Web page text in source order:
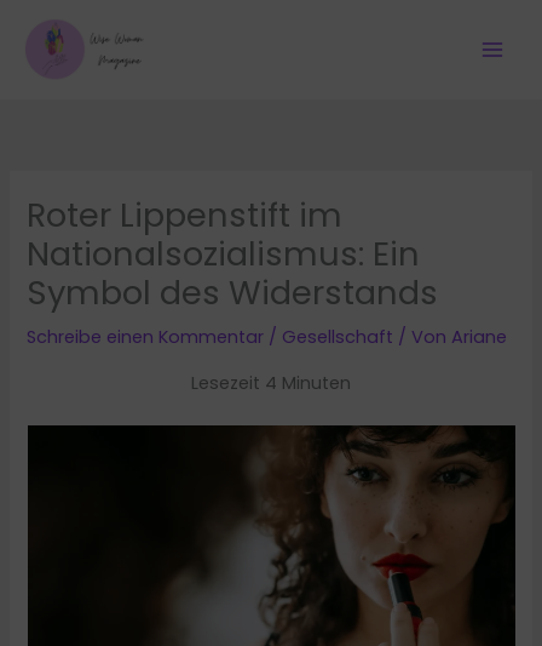
Inhalt
springen
Roter Lippenstift im
Nationalsozialismus: Ein
Symbol des Widerstands
Schreibe einen Kommentar / Gesellschaft / Von Ariane
Lesezeit 4 Minuten